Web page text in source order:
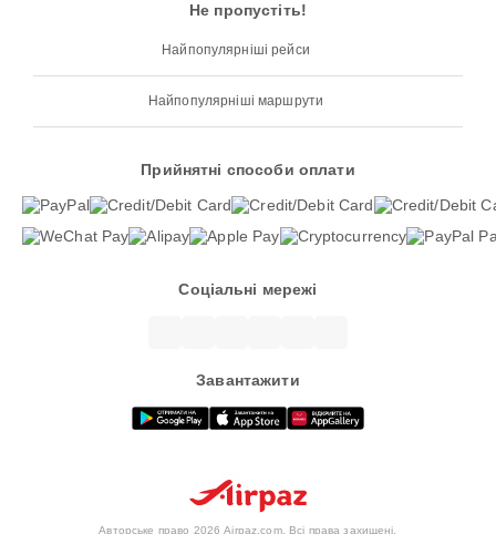
Не пропустіть!
Найпопулярніші рейси
Найпопулярніші маршрути
Прийнятні способи оплати
Соціальні мережі
Завантажити
Авторське право 2026 Airpaz.com. Всі права захищені.